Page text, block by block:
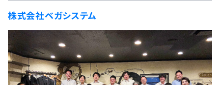
新卒エージェント
イベント・セミナー
インタビュー
4択課題
リファレンス
評価結果一覧
再チャレンジ結果一覧
Tech Team Journal
paiza times
note
paizaとは？
株式会社ベガシステム